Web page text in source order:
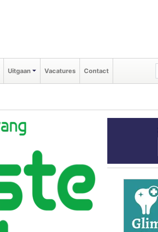
Uitgaan Vacatures Contact